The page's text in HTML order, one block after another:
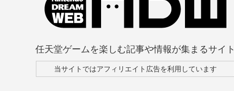
任天堂ゲームを楽しむ記事や情報が集まるサイト
当サイトではアフィリエイト広告を利用しています